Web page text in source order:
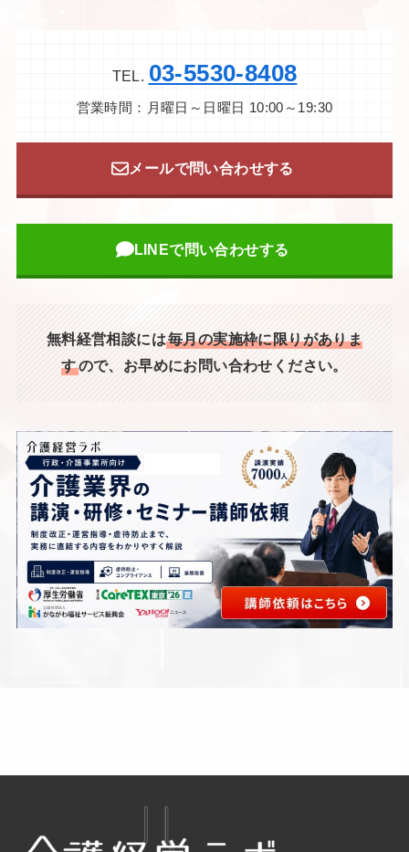
TEL. 03-5530-8408
営業時間：月曜日～日曜日 10:00～19:30
メールで問い合わせする
LINEで問い合わせする
無料経営相談には毎月の実施枠に限りがありま
すので、お早めにお問い合わせください。